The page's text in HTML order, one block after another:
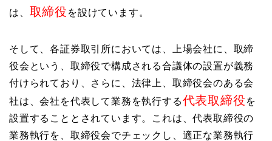
は、 取締役 を設けています。
そして、各証券取引所においては、上場会社に、取締
役会という、取締役で構成される合議体の設置が義務
付けられており、さらに、法律上、取締役会のある会
社は、会社を代表して業務を執行する代表取締役 を
設置することとされています。これは、代表取締役の
業務執行を、取締役会でチェックし、適正な業務執行